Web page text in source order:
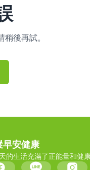
後再試。
早安健康
的生活充滿了正能量和健